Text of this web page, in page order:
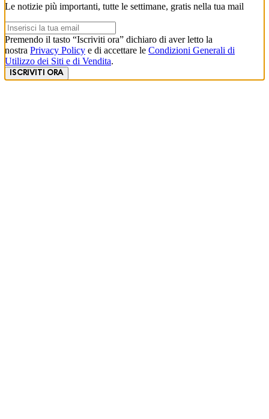
Le notizie più importanti, tutte le settimane, gratis nella tua mail
Premendo il tasto “Iscriviti ora” dichiaro di aver letto la
nostra Privacy Policy e di accettare le Condizioni Generali di
Utilizzo dei Siti e di Vendita.
ISCRIVITI ORA